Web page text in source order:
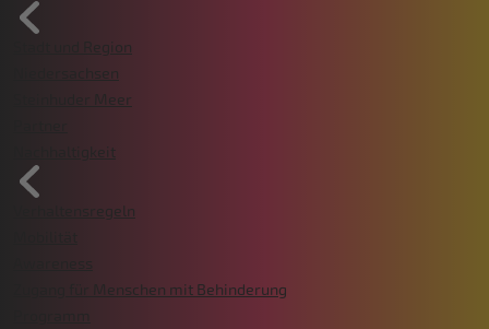
Stadt und Region
Niedersachsen
Steinhuder Meer
Nachhaltigkeit
Verhaltensregeln
Zugang für Menschen mit Behinderung